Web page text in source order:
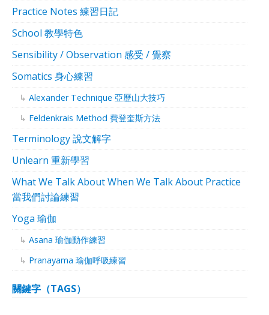
Practice Notes 練習日記
School 教學特色
Sensibility / Observation 感受 / 覺察
Somatics 身心練習
Alexander Technique 亞歷山大技巧
Feldenkrais Method 費登奎斯方法
Terminology 說文解字
Unlearn 重新學習
What We Talk About When We Talk About Practice
當我們討論練習
Yoga 瑜伽
Asana 瑜伽動作練習
Pranayama 瑜伽呼吸練習
關鍵字（TAGS）